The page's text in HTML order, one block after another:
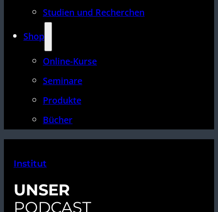
Studien und Recherchen
Shop
Online-Kurse
Seminare
Produkte
Bücher
Institut
UNSER
PODCAST